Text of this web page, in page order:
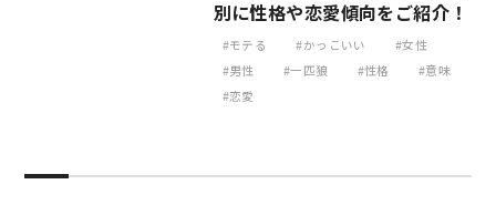
別に性格や恋愛傾向をご紹介！
モテる かっこいい
女性
男性
一匹狼 性格
意味
恋愛